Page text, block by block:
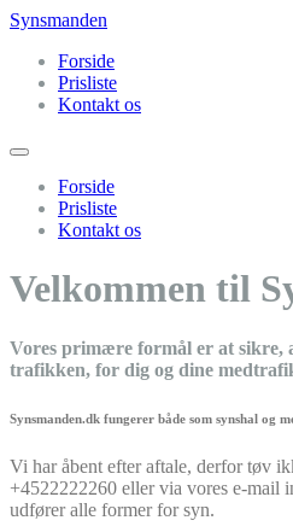
Synsmanden
Forside
Prisliste
Kontakt os
Forside
Prisliste
Kontakt os
Velkommen til
Vores primære formål er at sikre,
trafikken, for dig og dine
Synsmanden.dk fungerer både som synshal og
Vi har åbent efter aftale, derfor tøv
+4522222260 eller via vores e-mail
udfører alle former for syn.